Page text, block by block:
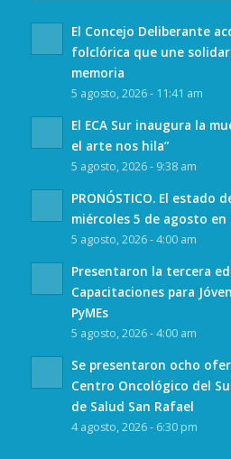
El Concejo Deliberante
folclórica que une
memoria
5 agosto, 2026 - 11:41 am
El ECA Sur inaugura la
el arte nos hila”
5 agosto, 2026 - 9:38 am
PRONÓSTICO. El estado
miércoles 5 de agosto en
5 agosto, 2026 - 4:00 am
Presentaron la tercera
Capacitaciones para
PyMEs
5 agosto, 2026 - 4:00 am
Se presentaron ocho
Centro Oncológico del
de Salud San Rafael
4 agosto, 2026 - 6:30 pm